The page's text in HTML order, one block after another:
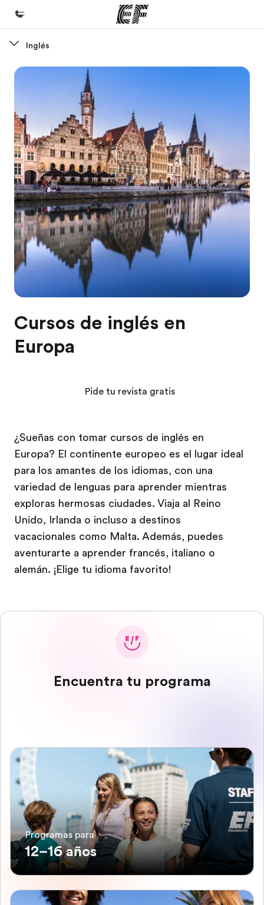
Bienvenido a EF
Ver todo lo que hacemos
Oficinas
Encuentra una oficina
Sobre nosotros
Quiénes somos
Trabajos
Únete al equipo
Inglés
Cursos de inglés en
Europa
¿Sueñas con tomar cursos de inglés en
Europa? El continente europeo es el lugar ideal
para los amantes de los idiomas, con una
variedad de lenguas para aprender mientras
exploras hermosas ciudades. Viaja al Reino
Unido, Irlanda o incluso a destinos
vacacionales como Malta. Además, puedes
aventurarte a aprender francés, italiano o
alemán. ¡Elige tu idioma favorito!
Pide tu revista gratis
Encuentra tu programa
Programas para
12–16 años